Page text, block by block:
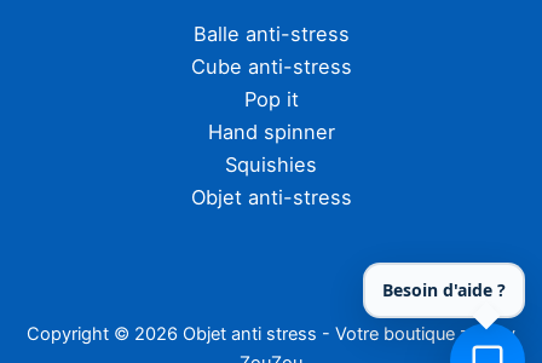
Balle anti-stress
Cube anti-stress
Pop it
Hand spinner
Squishies
Objet anti-stress
Copyright © 2026 Objet anti stress - Votre boutique zen by
Besoin d'aide ?